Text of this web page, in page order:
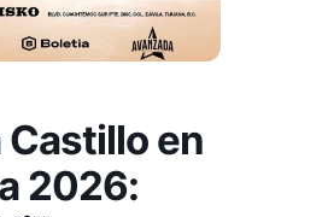
Castillo en
2026: